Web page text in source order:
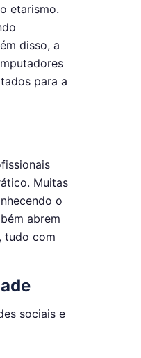
etarismo.
disso, a
para a
Muitas
o
abrem
tudo com
sociais e